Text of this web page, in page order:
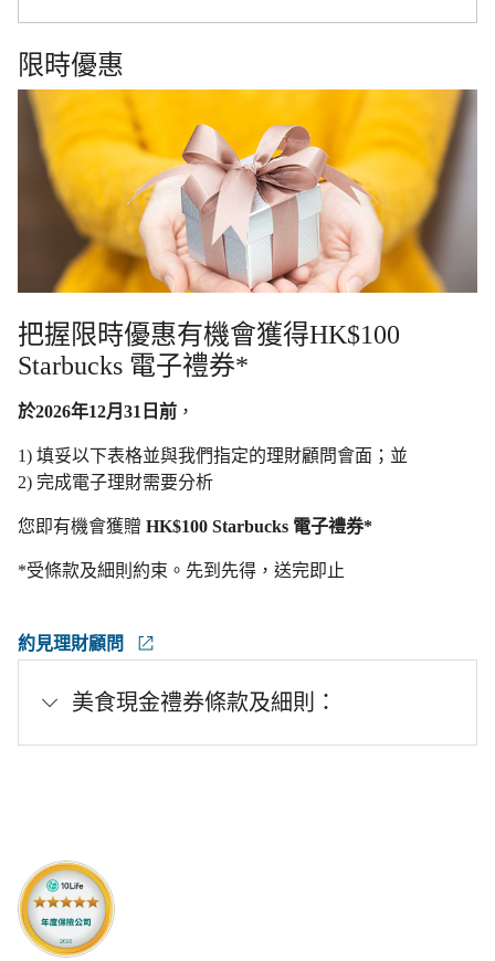
限時優惠
把握限時優惠有機會獲得HK$100
Starbucks 電子禮券*
於2026年12月31日前 ，
1) 填妥以下表格並與我們指定的理財顧問會面；並
2) 完成電子理財需要分析
您即有機會獲贈 HK$100 Starbucks 電子禮券*
*受條款及細則約束。先到先得，送完即止
約見理財顧問
美食現金禮券條款及細則：